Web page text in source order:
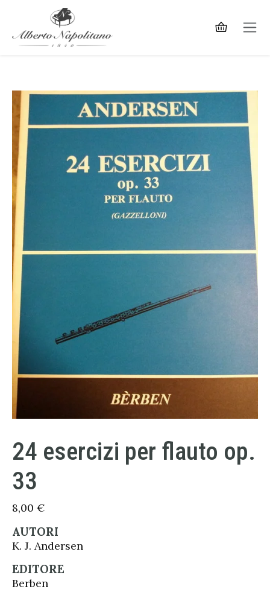
24 esercizi per flauto op.
33
8,00 €
AUTORI
K. J. Andersen
EDITORE
Berben